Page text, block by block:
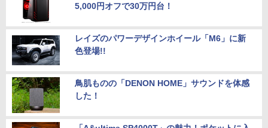
5,000円オフで30万円台！
レイズのパワーデザインホイール「M6」に新
色登場!!
鳥肌ものの「DENON HOME」サウンドを体感
した！